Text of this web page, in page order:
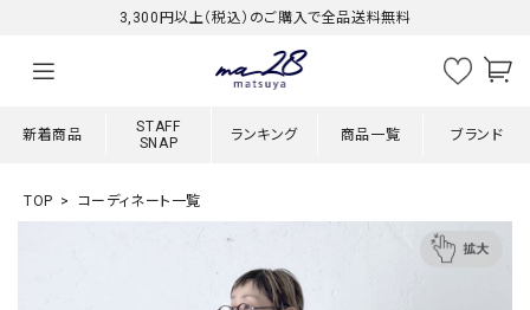
3,300円以上（税込）のご購入で全品送料無料
新着商品
STAFF
SNAP
ランキング 商品一覧 ブランド
TOP コーディネート一覧